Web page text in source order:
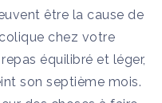
être la cause de
chez votre
équilibré et léger,
son septième mois.